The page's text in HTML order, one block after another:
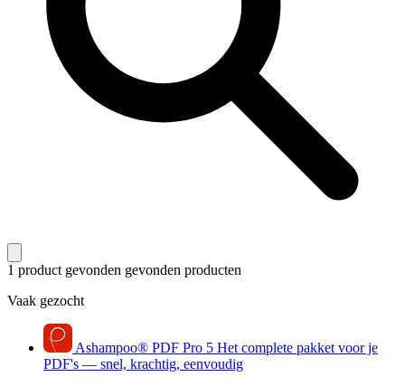
1 product gevonden gevonden producten
Vaak gezocht
Ashampoo® PDF Pro 5 Het complete pakket voor je
PDF's — snel, krachtig, eenvoudig